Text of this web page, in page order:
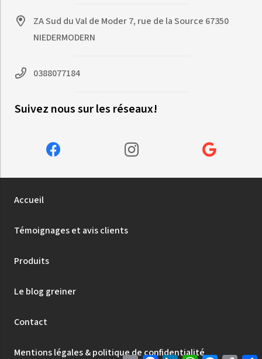
ZA Sud du Val de Moder 7, rue de la Source 67350
NIEDERMODERN
0388077184
Suivez nous sur les réseaux!
Accueil
Témoignages et avis clients
Produits
Le blog greiner
Contact
Mentions légales & politique de confidentialité